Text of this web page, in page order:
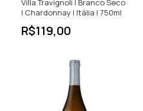
Villa Travignoli | Branco Seco
| Chardonnay | Itália | 750ml
R$119,00